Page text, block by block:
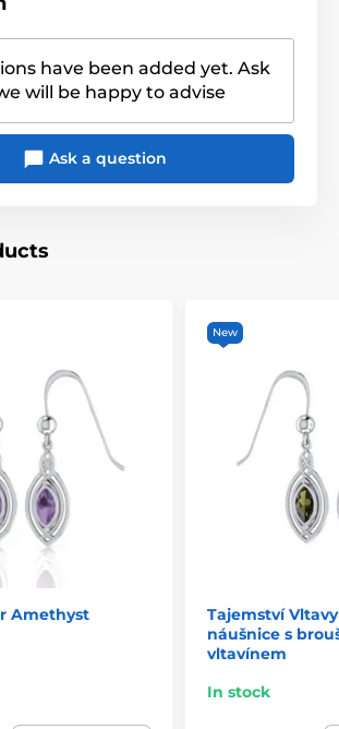
925, přírodní olivín (peridot)
olivín
slza (Pear cut)
cca 7 × 10 mm
slzy jsou ideální volbou pro
jemnou eleganci a chtějí mít u
energie přírody každý den.
have been added yet. Ask
will be happy to advise
Ask a question
Amethyst
New
Tajemství
náušnice s
vltavínem
In stock